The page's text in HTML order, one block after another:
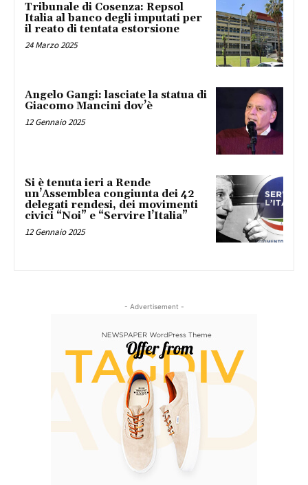
Tribunale di Cosenza: Repsol
Italia al banco degli imputati per
il reato di tentata estorsione
24 Marzo 2025
Angelo Gangi: lasciate la statua di
Giacomo Mancini dov’è
12 Gennaio 2025
Si è tenuta ieri a Rende
un’Assemblea congiunta dei 42
delegati rendesi, dei movimenti
civici “Noi” e “Servire l’Italia”
12 Gennaio 2025
- Advertisement -